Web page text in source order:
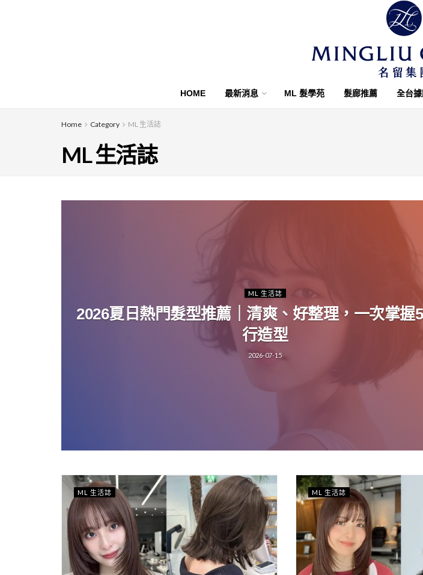
HOME 最新消息 ML 髮學苑 髮廊推薦 全台
Home Category ML 生活誌
ML 生活誌
ML 生活誌
2026夏日熱門髮型推薦｜清爽、好整理，一次掌握
行造型
2026-07-15
ML 生活誌 ML 生活誌